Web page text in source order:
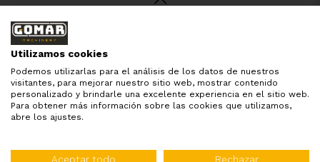
© 2021 Gomar Machinery -
Privacidad
Todas las marcas aquí mencionadas son de simple
referencia, es solo para especificar los productos que
comercializamos y el servicio que brindamos. Nuestra
empresa respeta todos los derechos de marca reservados
Diseñado por:
Utilizamos cookies
Podemos utilizarlas para el análisis de los datos de nuestros
visitantes, para mejorar nuestro sitio web, mostrar contenido
personalizado y brindarle una excelente experiencia en el sitio web.
Para obtener más información sobre las cookies que utilizamos,
abre los ajustes.
Aceptar todo Rechazar